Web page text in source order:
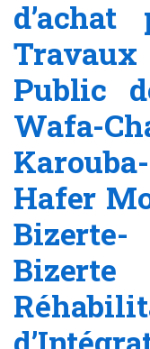
d’achat
Public
Wafa-
Hafer
Bizerte-
Bizerte